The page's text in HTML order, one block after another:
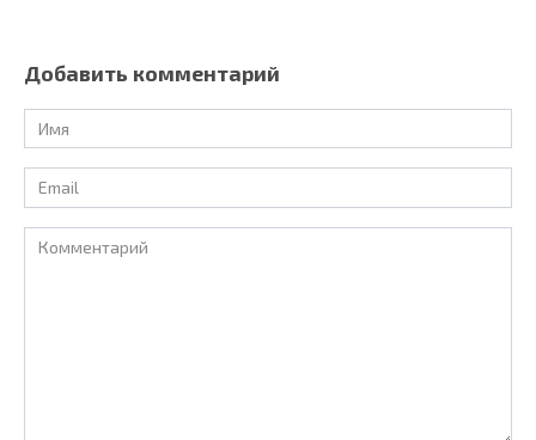
Добавить комментарий
Имя
*
Email
*
Комментарий